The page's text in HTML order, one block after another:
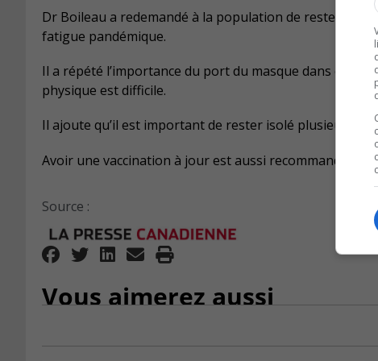
Dr Boileau a redemandé à la population de rester
fatigue pandémique.
Il a répété l’importance du port du masque dans des
physique est difficile.
Il ajoute qu’il est important de rester isolé plusieurs
Avoir une vaccination à jour est aussi recommandé.
Source :
Vous aimerez aussi